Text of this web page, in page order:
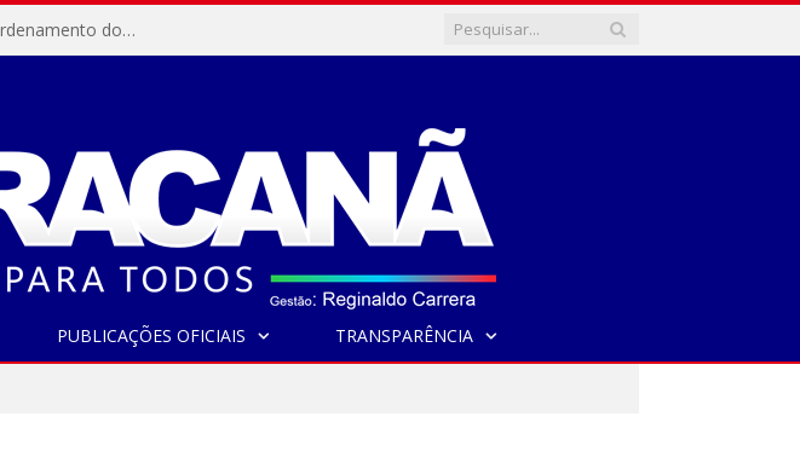
Resex Maracanã avança no processo de gestão e ordenamento do turismo em nossas áreas protegidas.
PUBLICAÇÕES OFICIAIS TRANSPARÊNCIA